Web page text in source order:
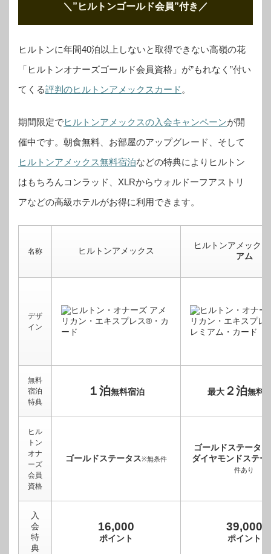
＼”ヒルトンゴールド会員”付き ／
ヒルトンに年間40泊以上しないと取得できない高嶺の花
「ヒルトンオナーズゴールド会員資格」が”もれなく”付い
てくる評判のヒルトンアメックスカード 。
期間限定でヒルトンアメックスの入会キャンペーンが開
催中です。 朝食無料、お部屋のアップグレード、そして
ヒルトンアメックス無料宿泊などの特典によりヒルトン
はもちろんコンラッド、XLRからウォルドーフアストリ
アなどの高級ホテルがお得に利用できます。
名称 ヒルトンアメックス
ヒルトンアメックス
アム
デザ
イン
無料
宿泊
特典
１泊無料宿泊 最大２泊無料
ヒル
トン
オナ
ーズ
会員
資格
ゴールドステータス※無条件
ゴールドステータス
ダイヤモンドステー
件あり
入
会
特
典
16,000
ポイント
39,000
ポイント